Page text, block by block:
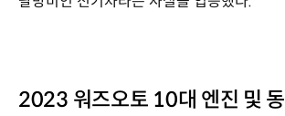
2023 워즈오토 10대 엔진 및